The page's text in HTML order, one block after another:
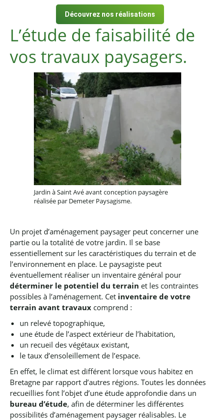
Découvrez nos réalisations
L’étude de faisabilité de
vos travaux paysagers.
Jardin à Saint Avé avant conception paysagère
réalisée par Demeter Paysagisme.
Un projet d’aménagement paysager peut concerner une
partie ou la totalité de votre jardin. Il se base
essentiellement sur les caractéristiques du terrain et de
l’environnement en place. Le paysagiste peut
éventuellement réaliser un inventaire général pour
déterminer le potentiel du terrain et les contraintes
possibles à l’aménagement. Cet inventaire de votre
terrain avant travaux comprend :
un relevé topographique,
une étude de l’aspect extérieur de l’habitation,
un recueil des végétaux existant,
le taux d’ensoleillement de l’espace.
En effet, le climat est différent lorsque vous habitez en
Bretagne par rapport d’autres régions. Toutes les données
recueillies font l’objet d’une étude approfondie dans un
bureau d’étude, afin de déterminer les différentes
possibilités d’aménagement paysager réalisables. Le